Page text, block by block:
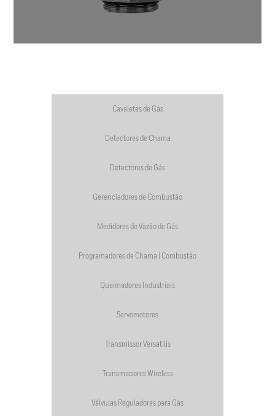
Cavaletes de Gás
Detectores de Chama
Detectores de Gás
Gerenciadores de Combustão
Medidores de Vazão de Gás
Programadores de Chama | Combustão
Queimadores Industriais
Servomotores
Transmissor Versatilis
Transmissores Wireless
Válvulas Reguladoras para Gás